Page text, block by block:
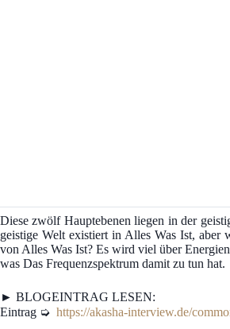
Diese zwölf Hauptebenen liegen in der
geistige Welt existiert in Alles Was Ist, aber
von Alles Was Ist? Es wird viel über
was Das Frequenzspektrum damit zu tun hat.
► BLOGEINTRAG LESEN:
Eintrag ➭ https://akasha-interview.de/